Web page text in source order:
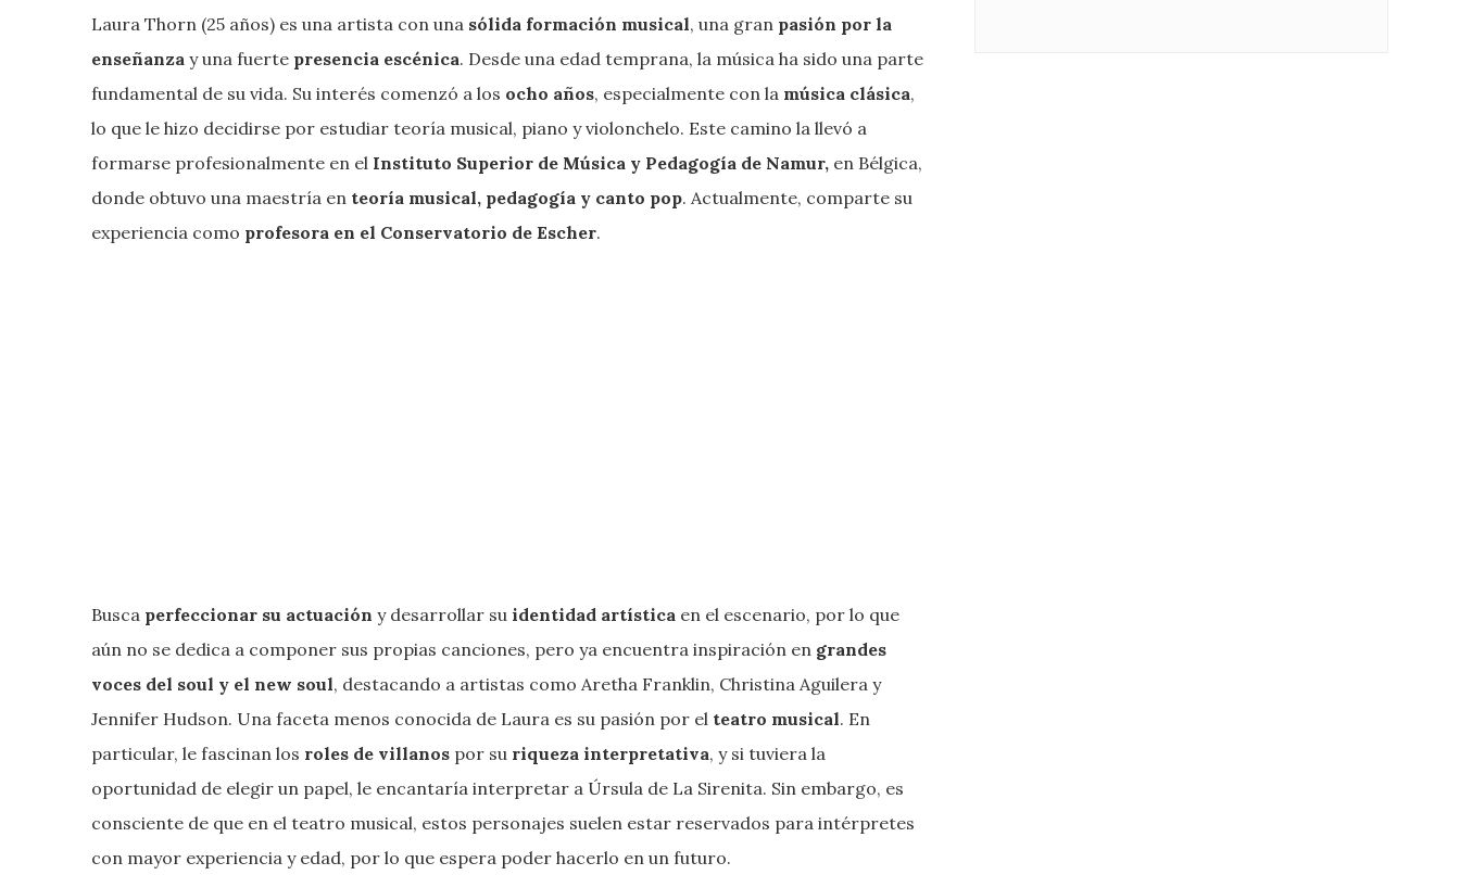
Laura Thorn (25 años) es una artista con una sólida formación musical, una gran pasión por la
enseñanza y una fuerte presencia escénica. Desde una edad temprana, la música ha sido una parte
fundamental de su vida. Su interés comenzó a los ocho años, especialmente con la música clásica,
lo que le hizo decidirse por estudiar teoría musical, piano y violonchelo. Este camino la llevó a
formarse profesionalmente en el Instituto Superior de Música y Pedagogía de Namur, en Bélgica,
donde obtuvo una maestría en teoría musical, pedagogía y canto pop. Actualmente, comparte su
experiencia como profesora en el Conservatorio de Escher.
Busca perfeccionar su actuación y desarrollar su identidad artística en el escenario, por lo que
aún no se dedica a componer sus propias canciones, pero ya encuentra inspiración en grandes
voces del soul y el new soul, destacando a artistas como Aretha Franklin, Christina Aguilera y
Jennifer Hudson. Una faceta menos conocida de Laura es su pasión por el teatro musical. En
particular, le fascinan los roles de villanos por su riqueza interpretativa, y si tuviera la
oportunidad de elegir un papel, le encantaría interpretar a Úrsula de La Sirenita. Sin embargo, es
consciente de que en el teatro musical, estos personajes suelen estar reservados para intérpretes
con mayor experiencia y edad, por lo que espera poder hacerlo en un futuro.